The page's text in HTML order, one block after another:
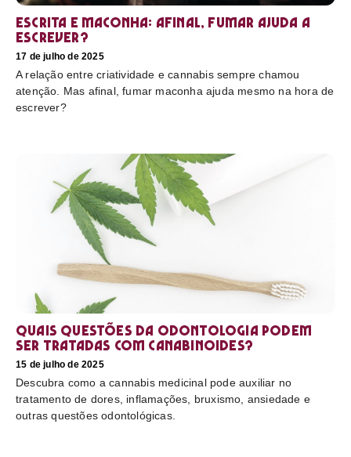
Escrita e maconha: afinal, fumar ajuda a
escrever?
17 de julho de 2025
A relação entre criatividade e cannabis sempre chamou
atenção. Mas afinal, fumar maconha ajuda mesmo na hora de
escrever?
Quais questões da odontologia podem
ser tratadas com canabinoides?
15 de julho de 2025
Descubra como a cannabis medicinal pode auxiliar no
tratamento de dores, inflamações, bruxismo, ansiedade e
outras questões odontológicas.